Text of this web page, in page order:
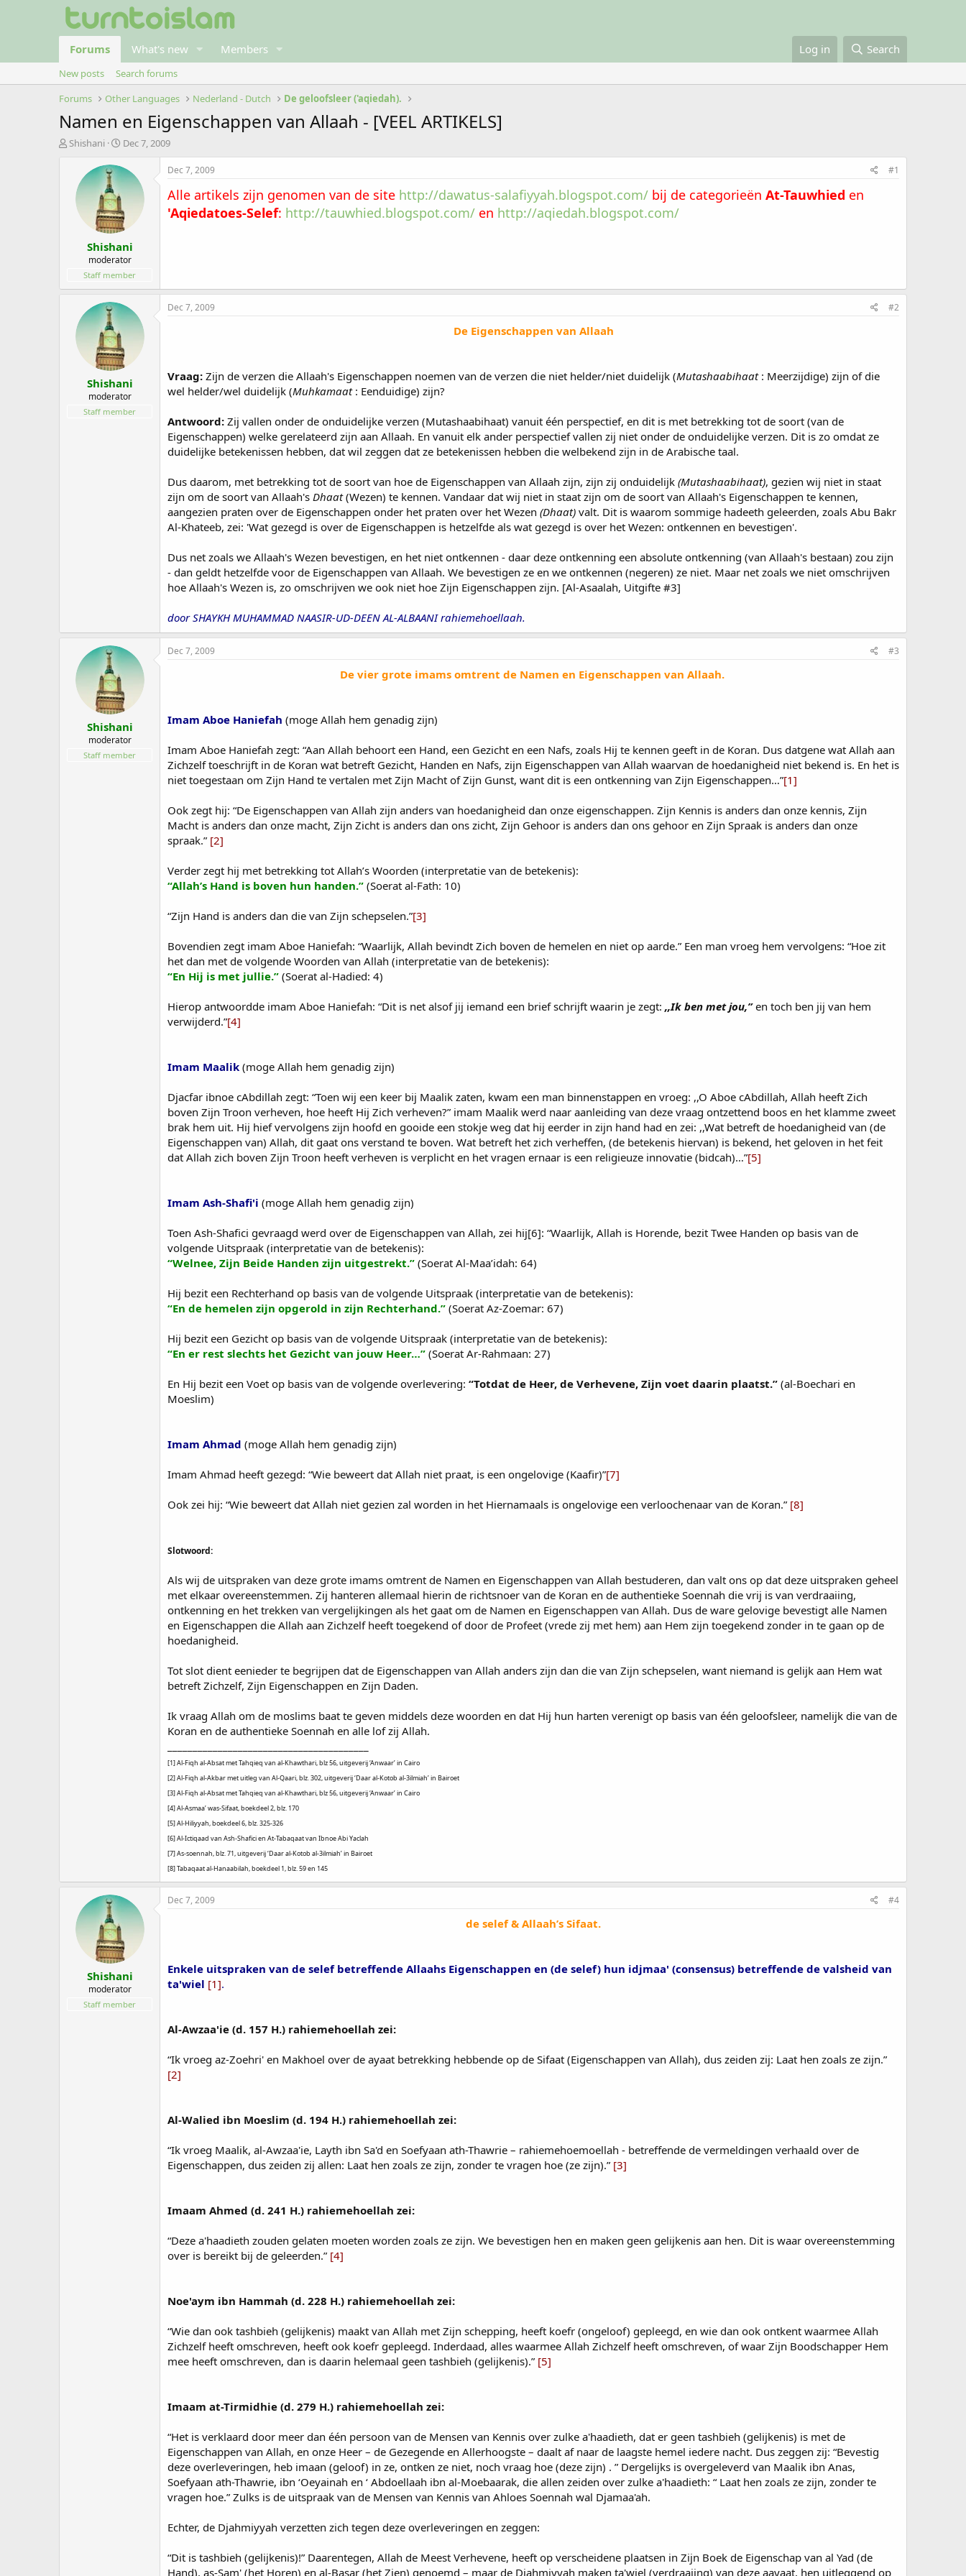
Forums What's new Members Log in Search
New posts
Search forums
Forums
Other Languages Nederland - Dutch De geloofsleer ('aqiedah).
Namen en Eigenschappen van Allaah - [VEEL ARTIKELS]
T
Shishani
S
a
r
t
d
a
t
e
Dec 7, 2009
Shishani
moderator
Staff member
Dec 7, 2009 #1
Alle artikels zijn genomen van de site http://dawatus-salafiyyah.blogspot.com/ bij de categorieën At-Tauwhied en
'Aqiedatoes-Selef: http://tauwhied.blogspot.com/ en http://aqiedah.blogspot.com/
Shishani
moderator
Staff member
Dec 7, 2009 #2
De Eigenschappen van Allaah
Vraag: Zijn de verzen die Allaah's Eigenschappen noemen van de verzen die niet helder/niet duidelijk (Mutashaabihaat: Meerzijdige) zijn of die
wel helder/wel duidelijk (Muhkamaat: Eenduidige) zijn?
Antwoord: Zij vallen onder de onduidelijke verzen (Mutashaabihaat) vanuit één perspectief, en dit is met betrekking tot de soort (van de
Eigenschappen) welke gerelateerd zijn aan Allaah. En vanuit elk ander perspectief vallen zij niet onder de onduidelijke verzen. Dit is zo omdat ze
duidelijke betekenissen hebben, dat wil zeggen dat ze betekenissen hebben die welbekend zijn in de Arabische taal.
Dus daarom, met betrekking tot de soort van hoe de Eigenschappen van Allaah zijn, zijn zij onduidelijk (Mutashaabihaat), gezien wij niet in staat
zijn om de soort van Allaah's Dhaat(Wezen) te kennen. Vandaar dat wij niet in staat zijn om de soort van Allaah's Eigenschappen te kennen,
aangezien praten over de Eigenschappen onder het praten over het Wezen (Dhaat) valt. Dit is waarom sommige hadeeth geleerden, zoals Abu Bakr
Al-Khateeb, zei: 'Wat gezegd is over de Eigenschappen is hetzelfde als wat gezegd is over het Wezen: ontkennen en bevestigen'.
Dus net zoals we Allaah's Wezen bevestigen, en het niet ontkennen - daar deze ontkenning een absolute ontkenning (van Allaah's bestaan) zou zijn
- dan geldt hetzelfde voor de Eigenschappen van Allaah. We bevestigen ze en we ontkennen (negeren) ze niet. Maar net zoals we niet omschrijven
hoe Allaah's Wezen is, zo omschrijven we ook niet hoe Zijn Eigenschappen zijn. [Al-Asaalah, Uitgifte #3]
door SHAYKH MUHAMMAD NAASIR-UD-DEEN AL-ALBAANI rahiemehoellaah.
Shishani
moderator
Staff member
Dec 7, 2009 #3
De vier grote imams omtrent de Namen en Eigenschappen van Allaah.
Imam Aboe Haniefah (moge Allah hem genadig zijn)
Imam Aboe Haniefah zegt: “Aan Allah behoort een Hand, een Gezicht en een Nafs, zoals Hij te kennen geeft in de Koran. Dus datgene wat Allah aan
Zichzelf toeschrijft in de Koran wat betreft Gezicht, Handen en Nafs, zijn Eigenschappen van Allah waarvan de hoedanigheid niet bekend is. En het is
niet toegestaan om Zijn Hand te vertalen met Zijn Macht of Zijn Gunst, want dit is een ontkenning van Zijn Eigenschappen…”[1]
Ook zegt hij: “De Eigenschappen van Allah zijn anders van hoedanigheid dan onze eigenschappen. Zijn Kennis is anders dan onze kennis, Zijn
Macht is anders dan onze macht, Zijn Zicht is anders dan ons zicht, Zijn Gehoor is anders dan ons gehoor en Zijn Spraak is anders dan onze
spraak.” [2]
Verder zegt hij met betrekking tot Allah’s Woorden (interpretatie van de betekenis):
“Allah’s Hand is boven hun handen.” (Soerat al-Fath: 10)
“Zijn Hand is anders dan die van Zijn schepselen.”[3]
Bovendien zegt imam Aboe Haniefah: “Waarlijk, Allah bevindt Zich boven de hemelen en niet op aarde.” Een man vroeg hem vervolgens: “Hoe zit
het dan met de volgende Woorden van Allah (interpretatie van de betekenis):
“En Hij is met jullie.” (Soerat al-Hadied: 4)
Hierop antwoordde imam Aboe Haniefah: “Dit is net alsof jij iemand een brief schrijft waarin je zegt: ,,Ik ben met jou,”en toch ben jij van hem
verwijderd.”[4]
Imam Maalik (moge Allah hem genadig zijn)
Djacfar ibnoe cAbdillah zegt: “Toen wij een keer bij Maalik zaten, kwam een man binnenstappen en vroeg: ,,O Aboe cAbdillah, Allah heeft Zich
boven Zijn Troon verheven, hoe heeft Hij Zich verheven?” imam Maalik werd naar aanleiding van deze vraag ontzettend boos en het klamme zweet
brak hem uit. Hij hief vervolgens zijn hoofd en gooide een stokje weg dat hij eerder in zijn hand had en zei: ,,Wat betreft de hoedanigheid van (de
Eigenschappen van) Allah, dit gaat ons verstand te boven. Wat betreft het zich verheffen, (de betekenis hiervan) is bekend, het geloven in het feit
dat Allah zich boven Zijn Troon heeft verheven is verplicht en het vragen ernaar is een religieuze innovatie (bidcah)…”[5]
Imam Ash-Shafi'i (moge Allah hem genadig zijn)
Toen Ash-Shafici gevraagd werd over de Eigenschappen van Allah, zei hij[6]: “Waarlijk, Allah is Horende, bezit Twee Handen op basis van de
volgende Uitspraak (interpretatie van de betekenis):
“Welnee, Zijn Beide Handen zijn uitgestrekt.” (Soerat Al-Maa’idah: 64)
Hij bezit een Rechterhand op basis van de volgende Uitspraak (interpretatie van de betekenis):
“En de hemelen zijn opgerold in zijn Rechterhand.” (Soerat Az-Zoemar: 67)
Hij bezit een Gezicht op basis van de volgende Uitspraak (interpretatie van de betekenis):
“En er rest slechts het Gezicht van jouw Heer…” (Soerat Ar-Rahmaan: 27)
En Hij bezit een Voet op basis van de volgende overlevering: “Totdat de Heer, de Verhevene, Zijn voet daarin plaatst.” (al-Boechari en
Moeslim)
Imam Ahmad (moge Allah hem genadig zijn)
Imam Ahmad heeft gezegd: “Wie beweert dat Allah niet praat, is een ongelovige (Kaafir)”[7]
Ook zei hij: “Wie beweert dat Allah niet gezien zal worden in het Hiernamaals is ongelovige een verloochenaar van de Koran.” [8]
Slotwoord:
Als wij de uitspraken van deze grote imams omtrent de Namen en Eigenschappen van Allah bestuderen, dan valt ons op dat deze uitspraken geheel
met elkaar overeenstemmen. Zij hanteren allemaal hierin de richtsnoer van de Koran en de authentieke Soennah die vrij is van verdraaiing,
ontkenning en het trekken van vergelijkingen als het gaat om de Namen en Eigenschappen van Allah. Dus de ware gelovige bevestigt alle Namen
en Eigenschappen die Allah aan Zichzelf heeft toegekend of door de Profeet (vrede zij met hem) aan Hem zijn toegekend zonder in te gaan op de
hoedanigheid.
Tot slot dient eenieder te begrijpen dat de Eigenschappen van Allah anders zijn dan die van Zijn schepselen, want niemand is gelijk aan Hem wat
betreft Zichzelf, Zijn Eigenschappen en Zijn Daden.
Ik vraag Allah om de moslims baat te geven middels deze woorden en dat Hij hun harten verenigt op basis van één geloofsleer, namelijk die van de
Koran en de authentieke Soennah en alle lof zij Allah.
[1] Al-Fiqh al-Absat met Tahqieq van al-Khawthari, blz 56, uitgeverij ‘Anwaar’ in Cairo
[2] Al-Fiqh al-Akbar met uitleg van Al-Qaari, blz. 302, uitgeverij ‘Daar al-Kotob al-3ilmiah’ in Bairoet
[3] Al-Fiqh al-Absat met Tahqieq van al-Khawthari, blz 56, uitgeverij ‘Anwaar’ in Cairo
[4] Al-Asmaa’ was-Sifaat, boekdeel 2, blz. 170
[5] Al-Hiliyyah, boekdeel 6, blz. 325-326
[6] Al-Ictiqaad van Ash-Shafici en At-Tabaqaat van Ibnoe Abi Yaclah
[7] As-soennah, blz. 71, uitgeverij ‘Daar al-Kotob al-3ilmiah’ in Bairoet
[8] Tabaqaat al-Hanaabilah, boekdeel 1, blz. 59 en 145
Shishani
moderator
Staff member
Dec 7, 2009 #4
de selef & Allaah’s Sifaat.
Enkele uitspraken van de selef betreffende Allaahs Eigenschappen en (de selef) hun idjmaa' (consensus) betreffende de valsheid van
ta'wiel [1].
Al-Awzaa'ie (d. 157 H.) rahiemehoellah zei:
“Ik vroeg az-Zoehri' en Makhoel over de ayaat betrekking hebbende op de Sifaat (Eigenschappen van Allah), dus zeiden zij: Laat hen zoals ze zijn.”
[2]
Al-Walied ibn Moeslim (d. 194 H.) rahiemehoellah zei:
“Ik vroeg Maalik, al-Awzaa'ie, Layth ibn Sa'd en Soefyaan ath-Thawrie – rahiemehoemoellah - betreffende de vermeldingen verhaald over de
Eigenschappen, dus zeiden zij allen: Laat hen zoals ze zijn, zonder te vragen hoe (ze zijn).” [3]
Imaam Ahmed (d. 241 H.) rahiemehoellah zei:
“Deze a'haadieth zouden gelaten moeten worden zoals ze zijn. We bevestigen hen en maken geen gelijkenis aan hen. Dit is waar overeenstemming
over is bereikt bij de geleerden.” [4]
Noe'aym ibn Hammah (d. 228 H.) rahiemehoellah zei:
“Wie dan ook tashbieh (gelijkenis) maakt van Allah met Zijn schepping, heeft koefr (ongeloof) gepleegd, en wie dan ook ontkent waarmee Allah
Zichzelf heeft omschreven, heeft ook koefr gepleegd. Inderdaad, alles waarmee Allah Zichzelf heeft omschreven, of waar Zijn Boodschapper Hem
mee heeft omschreven, dan is daarin helemaal geen tashbieh (gelijkenis).” [5]
Imaam at-Tirmidhie (d. 279 H.) rahiemehoellah zei:
“Het is verklaard door meer dan één persoon van de Mensen van Kennis over zulke a'haadieth, dat er geen tashbieh (gelijkenis) is met de
Eigenschappen van Allah, en onze Heer – de Gezegende en Allerhoogste – daalt af naar de laagste hemel iedere nacht. Dus zeggen zij: “Bevestig
deze overleveringen, heb imaan (geloof) in ze, ontken ze niet, noch vraag hoe (deze zijn) . ” Dergelijks is overgeleverd van Maalik ibn Anas,
Soefyaan ath-Thawrie, ibn ‘Oeyainah en ‘ Abdoellaah ibn al-Moebaarak, die allen zeiden over zulke a'haadieth: “ Laat hen zoals ze zijn, zonder te
vragen hoe.” Zulks is de uitspraak van de Mensen van Kennis van Ahloes Soennah wal Djamaa'ah.
Echter, de Djahmiyyah verzetten zich tegen deze overleveringen en zeggen:
“Dit is tashbieh (gelijkenis)!” Daarentegen, Allah de Meest Verhevene, heeft op verscheidene plaatsen in Zijn Boek de Eigenschap van al Yad (de
Hand), as-Sam' (het Horen) en al-Basar (het Zien) genoemd – maar de Djahmiyyah maken ta'wiel (verdraaiing) van deze aayaat, hen uitleggend op